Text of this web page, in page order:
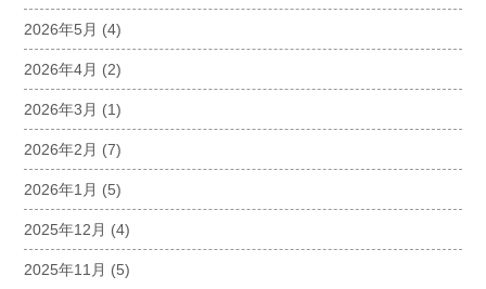
2026年5月 (4)
2026年4月 (2)
2026年3月 (1)
2026年2月 (7)
2026年1月 (5)
2025年12月 (4)
2025年11月 (5)